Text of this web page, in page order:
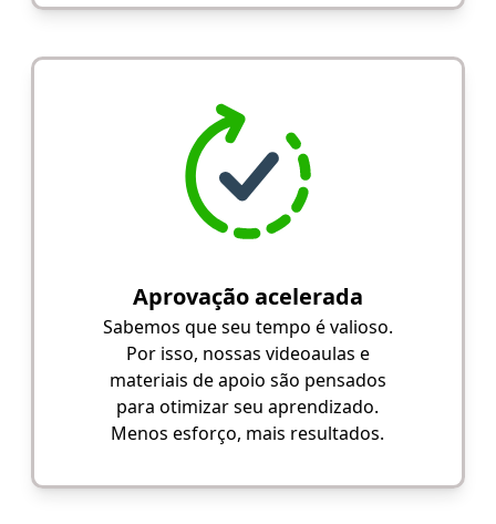
Aprovação acelerada
Sabemos que seu tempo é valioso.
Por isso, nossas videoaulas e
materiais de apoio são pensados
para otimizar seu aprendizado.
Menos esforço, mais resultados.